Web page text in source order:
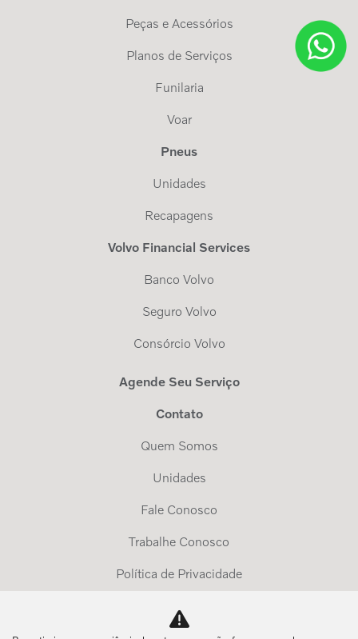
Peças e Acessórios
Planos de Serviços
Funilaria
Voar
Pneus
Unidades
Recapagens
Volvo Financial Services
Banco Volvo
Seguro Volvo
Consórcio Volvo
Agende Seu Serviço
Contato
Quem Somos
Unidades
Fale Conosco
Trabalhe Conosco
Política de Privacidade